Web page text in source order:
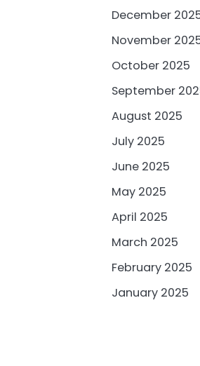
December
November
October 2025
September
August 2025
July 2025
June 2025
May 2025
April 2025
March 2025
February 2025
January 2025